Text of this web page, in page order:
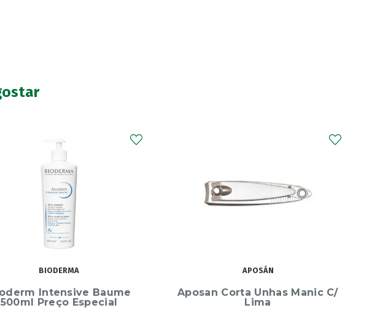
APOSÁN
Corta Unhas Manic C/
Lima
URIAGE
Uriage Gyn Phy Gel Higiene
Intima 200ml